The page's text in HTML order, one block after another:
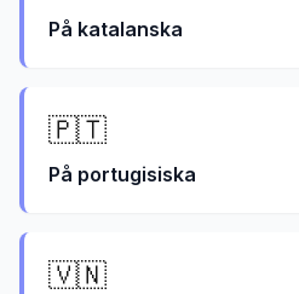
På katalanska
🇵🇹
På portugisiska
🇻🇳